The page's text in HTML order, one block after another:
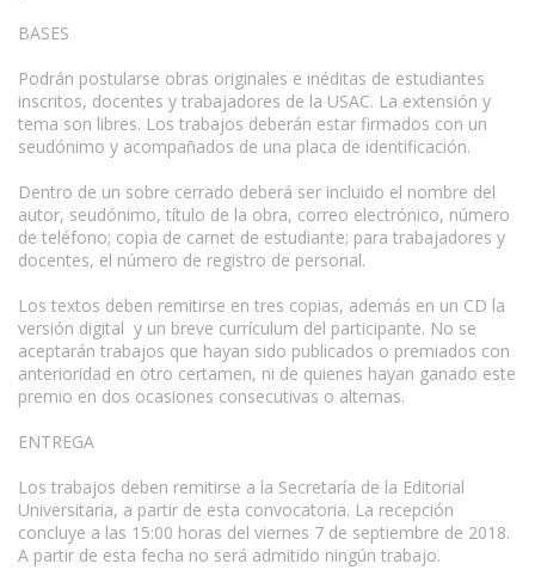
BASES
Podrán postularse obras originales e inéditas de estudiantes
inscritos, docentes y trabajadores de la USAC. La extensión y
tema son libres. Los trabajos deberán estar firmados con un
seudónimo y acompañados de una placa de identificación.
Dentro de un sobre cerrado deberá ser incluido el nombre del
autor, seudónimo, título de la obra, correo electrónico, número
de teléfono; copia de carnet de estudiante; para trabajadores y
docentes, el número de registro de personal.
Los textos deben remitirse en tres copias, además en un CD la
versión digital y un breve currículum del participante. No se
aceptarán trabajos que hayan sido publicados o premiados con
anterioridad en otro certamen, ni de quienes hayan ganado este
premio en dos ocasiones consecutivas o alternas.
ENTREGA
Los trabajos deben remitirse a la Secretaría de la Editorial
Universitaria, a partir de esta convocatoria. La recepción
concluye a las 15:00 horas del viernes 7 de septiembre de 2018.
A partir de esta fecha no será admitido ningún trabajo.